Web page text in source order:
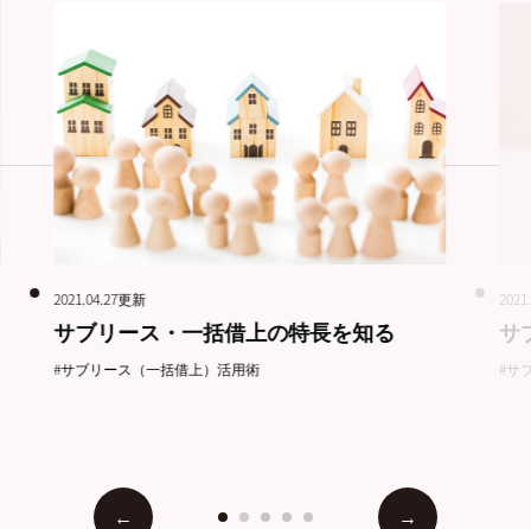
2021.04.27更新
サブリース・一括借上の特長を知る
#サブリース（一括借上）活用術
サ
#サ